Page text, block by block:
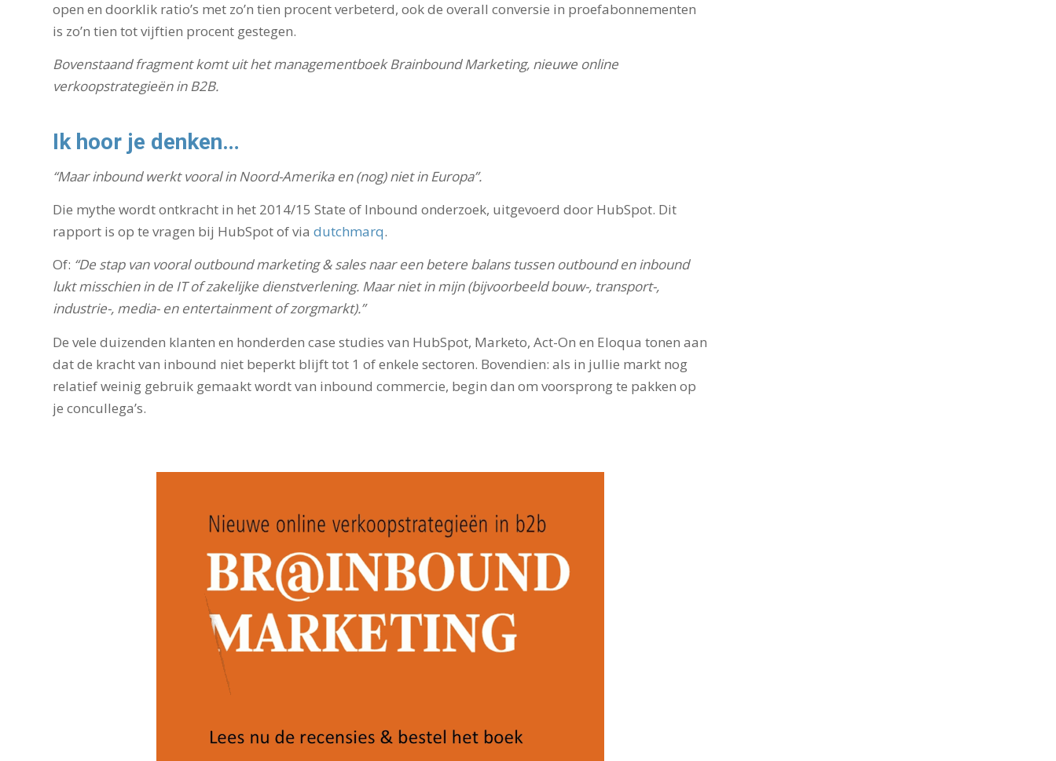
open en doorklik ratio’s met zo’n tien procent verbeterd, ook de overall conversie in proefabonnementen
is zo’n tien tot vijftien procent gestegen.
Bovenstaand fragment komt uit het managementboek Brainbound Marketing, nieuwe online
verkoopstrategieën in B2B.
Ik hoor je denken…
“Maar inbound werkt vooral in Noord-Amerika en (nog) niet in Europa”.
Die mythe wordt ontkracht in het 2014/15 State of Inbound onderzoek, uitgevoerd door HubSpot. Dit
rapport is op te vragen bij HubSpot of via dutchmarq.
Of: “De stap van vooral outbound marketing & sales naar een betere balans tussen outbound en inbound
lukt misschien in de IT of zakelijke dienstverlening. Maar niet in mijn (bijvoorbeeld bouw-, transport-,
industrie-, media- en entertainment of zorgmarkt).”
De vele duizenden klanten en honderden case studies van HubSpot, Marketo, Act-On en Eloqua tonen aan
dat de kracht van inbound niet beperkt blijft tot 1 of enkele sectoren. Bovendien: als in jullie markt nog
relatief weinig gebruik gemaakt wordt van inbound commercie, begin dan om voorsprong te pakken op
je concullega’s.